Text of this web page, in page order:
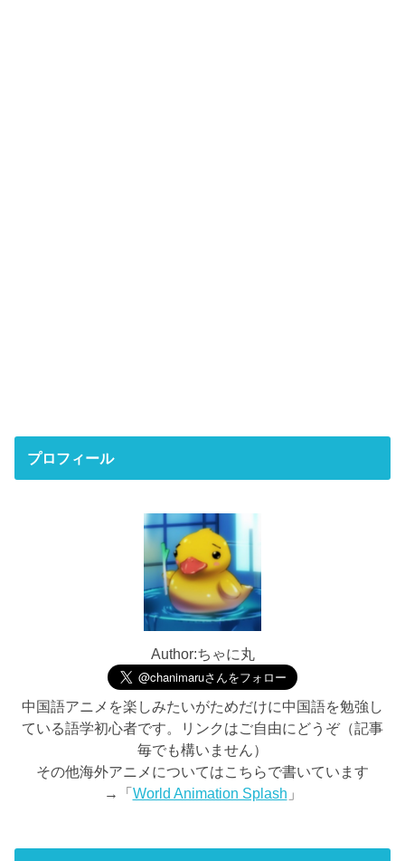
プロフィール
Author:ちゃに丸
中国語アニメを楽しみたいがためだけに中国語を勉強し
ている語学初心者です。リンクはご自由にどうぞ（記事
毎でも構いません）
その他海外アニメについてはこちらで書いています
→「World Animation Splash 」